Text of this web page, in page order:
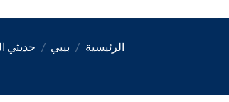
الرئيسية / بيبي / حديثي